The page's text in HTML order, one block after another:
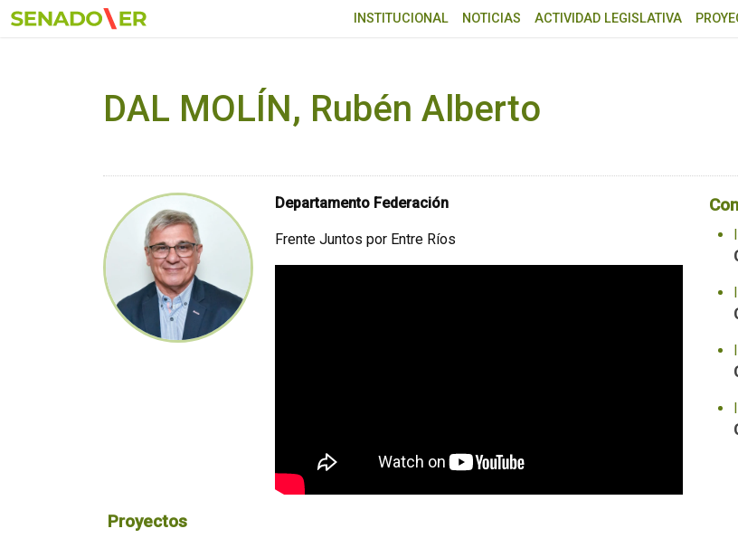
Ir al menú principal
INSTITUCIONAL NOTICIAS ACTIVIDAD LEGISLATIVA
DAL MOLÍN, Rubén Alberto
Departamento Federación
Frente Juntos por Entre Ríos
Proyectos